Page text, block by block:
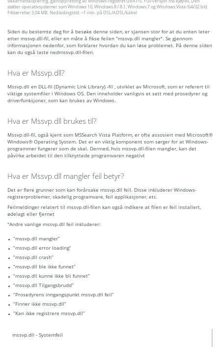
støtter operativsystemer som Windows 10, Windows 8 / 8.1, Windows 7 og Windows Vista (64/32 bit).
Filstørrelse: 3,04 MB, Nedlastingstid: <1 min. på DSL/ADSL/kabel
Siden du bestemte deg for å besøke denne siden, er sjansen stor for at du enten leter
etter mssvp.dll-fil, eller en måte å fikse feilen "mssvp.dll mangler". Se gjennom
informasjonen nedenfor, som forklarer hvordan du kan løse problemet. På denne siden
kan du også laste nedmssvp.dll-filen.
Hva er Mssvp.dll?
Mssvp.dll en DLL-fil (Dynamic Link Library) -fil , utviklet av Microsoft, som er referert til
viktige systemfiler i Windows OS. Den inneholder vanligvis et sett med prosedyrer og
driverfunksjoner, som kan brukes av Windows.
Hva er Mssvp.dll brukes til?
Mssvp.dll-fil, også kjent som MSSearch Vista Platform, er ofte assosiert med Microsoft®
Windows® Operating System. Det er en viktig komponent som sørger for at Windows-
programmer fungerer som de skal. Dermed, hvis mssvp.dll-filen mangler, kan det
påvirke arbeidet til den tilknyttede programvaren negativt
Hva er Mssvp.dll mangler feil betyr?
Det er flere grunner som kan forårsake mssvp.dll feil. Disse inkluderer Windows-
registerproblemer, skadelig programvare, feil applikasjoner, etc.
Feilmeldinger relatert til mssvp.dll-filen kan også indikere at filen er feil installert,
ødelagt eller fjernet
"Andre vanlige mssvp.dll feil inkluderer:
“mssvp.dll mangler”
“mssvp.dll error loading”
“mssvp.dll crash”
“mssvp.dll ble ikke funnet”
“mssvp.dll kunne ikke bli funnet”
“mssvp.dll Tilgangsbrudd”
“Prosedyrens inngangspunkt mssvp.dll feil”
“Finner ikke mssvp.dll”
“Kan ikke registrere mssvp.dll”
mssvp.dll - Systemfeil